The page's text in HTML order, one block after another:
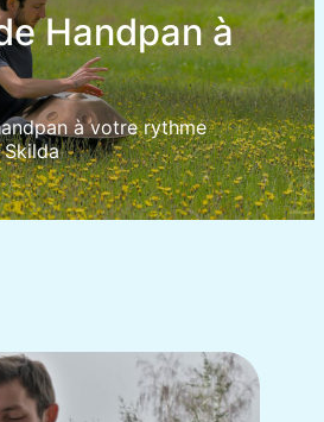
Handpan à
à votre rythme